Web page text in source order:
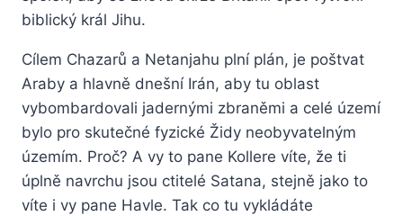
biblický král Jihu.
Cílem Chazarů a Netanjahu plní plán, je poštvat
Araby a hlavně dnešní Irán, aby tu oblast
vybombardovali jadernými zbraněmi a celé území
bylo pro skutečné fyzické Židy neobyvatelným
územím. Proč? A vy to pane Kollere víte, že ti
úplně navrchu jsou ctitelé Satana, stejně jako to
víte i vy pane Havle. Tak co tu vykládáte